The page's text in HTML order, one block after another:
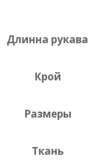
Длинна рукава
Крой
Размеры
Ткань